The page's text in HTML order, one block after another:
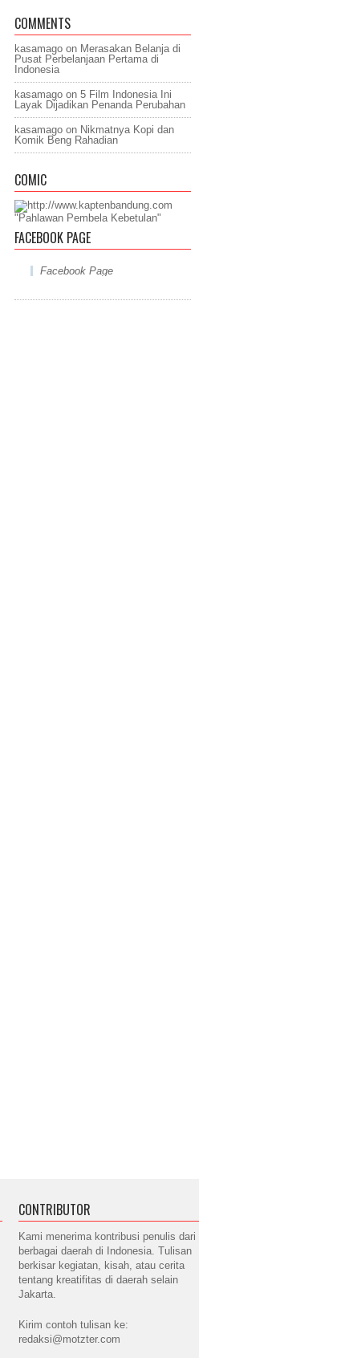
COMMENTS
kasamago on Merasakan Belanja di
Pusat Perbelanjaan Pertama di
Indonesia
kasamago on 5 Film Indonesia Ini
Layak Dijadikan Penanda Perubahan
kasamago on Nikmatnya Kopi dan
Komik Beng Rahadian
COMIC
"Pahlawan Pembela Kebetulan"
FACEBOOK PAGE
Facebook Page
CONTRIBUTOR
Kami menerima kontribusi penulis dari
berbagai daerah di Indonesia. Tulisan
berkisar kegiatan, kisah, atau cerita
tentang kreatifitas di daerah selain
Jakarta.
Kirim contoh tulisan ke:
redaksi@motzter.com